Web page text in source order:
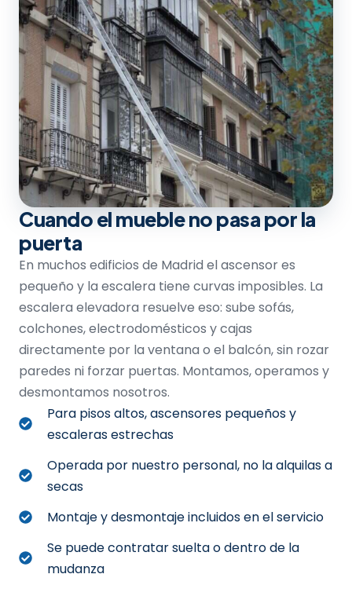
Cuando el mueble no pasa por la
puerta
En muchos edificios de Madrid el ascensor es
pequeño y la escalera tiene curvas imposibles. La
escalera elevadora resuelve eso: sube sofás,
colchones, electrodomésticos y cajas
directamente por la ventana o el balcón, sin rozar
paredes ni forzar puertas. Montamos, operamos y
desmontamos nosotros.
Para pisos altos, ascensores pequeños y
escaleras estrechas
Operada por nuestro personal, no la alquilas a
secas
Montaje y desmontaje incluidos en el servicio
Se puede contratar suelta o dentro de la
mudanza